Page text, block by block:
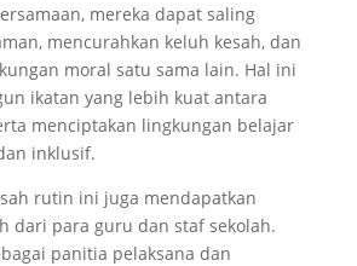
mereka dapat saling
mencurahkan keluh kesah, dan
moral satu sama lain. Hal ini
ikatan yang lebih kuat antara
menciptakan lingkungan belajar
inklusif.
rutin ini juga mendapatkan
dari para guru dan staf sekolah.
panitia pelaksana dan